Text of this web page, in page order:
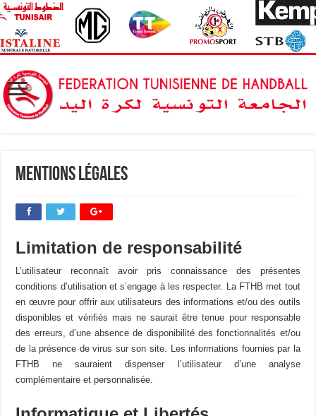
Mentions Légales
Limitation de responsabilité
L’utilisateur reconnaît avoir pris connaissance des présentes
conditions d’utilisation et s’engage à les respecter. La FTHB met tout
en œuvre pour offrir aux utilisateurs des informations et/ou des outils
disponibles et vérifiés mais ne saurait être tenue pour responsable
des erreurs, d’une absence de disponibilité des fonctionnalités et/ou
de la présence de virus sur son site. Les informations fournies par la
FTHB ne sauraient dispenser l’utilisateur d’une analyse
complémentaire et personnalisée.